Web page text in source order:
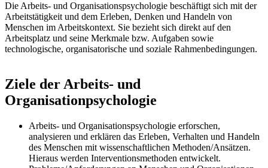
Die Arbeits- und Organisationspsychologie beschäftigt sich mit der
Arbeitstätigkeit und dem Erleben, Denken und Handeln von
Menschen im Arbeitskontext. Sie bezieht sich direkt auf den
Arbeitsplatz und seine Merkmale bzw. Aufgaben sowie
technologische, organisatorische und soziale Rahmenbedingungen.
Ziele der Arbeits- und
Organisationpsychologie
Arbeits- und Organisationspsychologie erforschen,
analysieren und erklären das Erleben, Verhalten und Handeln
des Menschen mit wissenschaftlichen Methoden/Ansätzen.
Hieraus werden Interventionsmethoden entwickelt.